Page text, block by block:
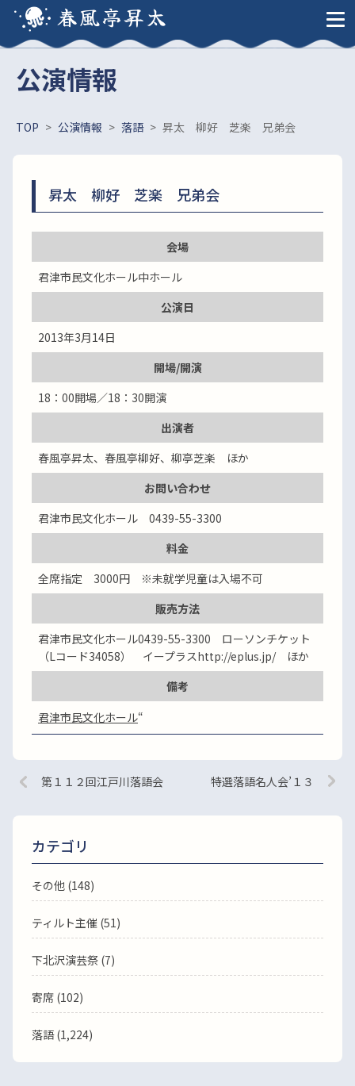
春風亭昇太
公演情報
TOP > 公演情報 > 落語 > 昇太 柳好 芝楽 兄弟会
昇太 柳好 芝楽 兄弟会
会場
君津市民文化ホール中ホール
公演日
2013年3月14日
開場/開演
18：00開場／18：30開演
出演者
春風亭昇太、春風亭柳好、柳亭芝楽 ほか
お問い合わせ
君津市民文化ホール 0439-55-3300
料金
全席指定 3000円 ※未就学児童は入場不可
販売方法
君津市民文化ホール0439-55-3300 ローソンチケット
（Lコード34058） イープラスhttp://eplus.jp/ ほか
備考
君津市民文化ホール“
第１１２回江戸川落語会 特選落語名人会’１３
カテゴリ
その他 (148)
ティルト主催 (51)
下北沢演芸祭 (7)
寄席 (102)
落語(1,224)